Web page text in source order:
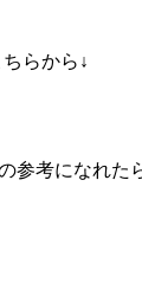
らから↓
参考になれた